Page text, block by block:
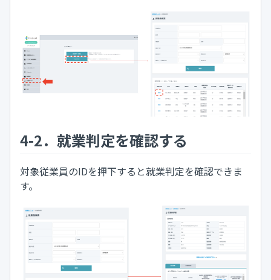
4-2．就業判定を確認する
対象従業員のIDを押下すると就業判定を確認できま
す。